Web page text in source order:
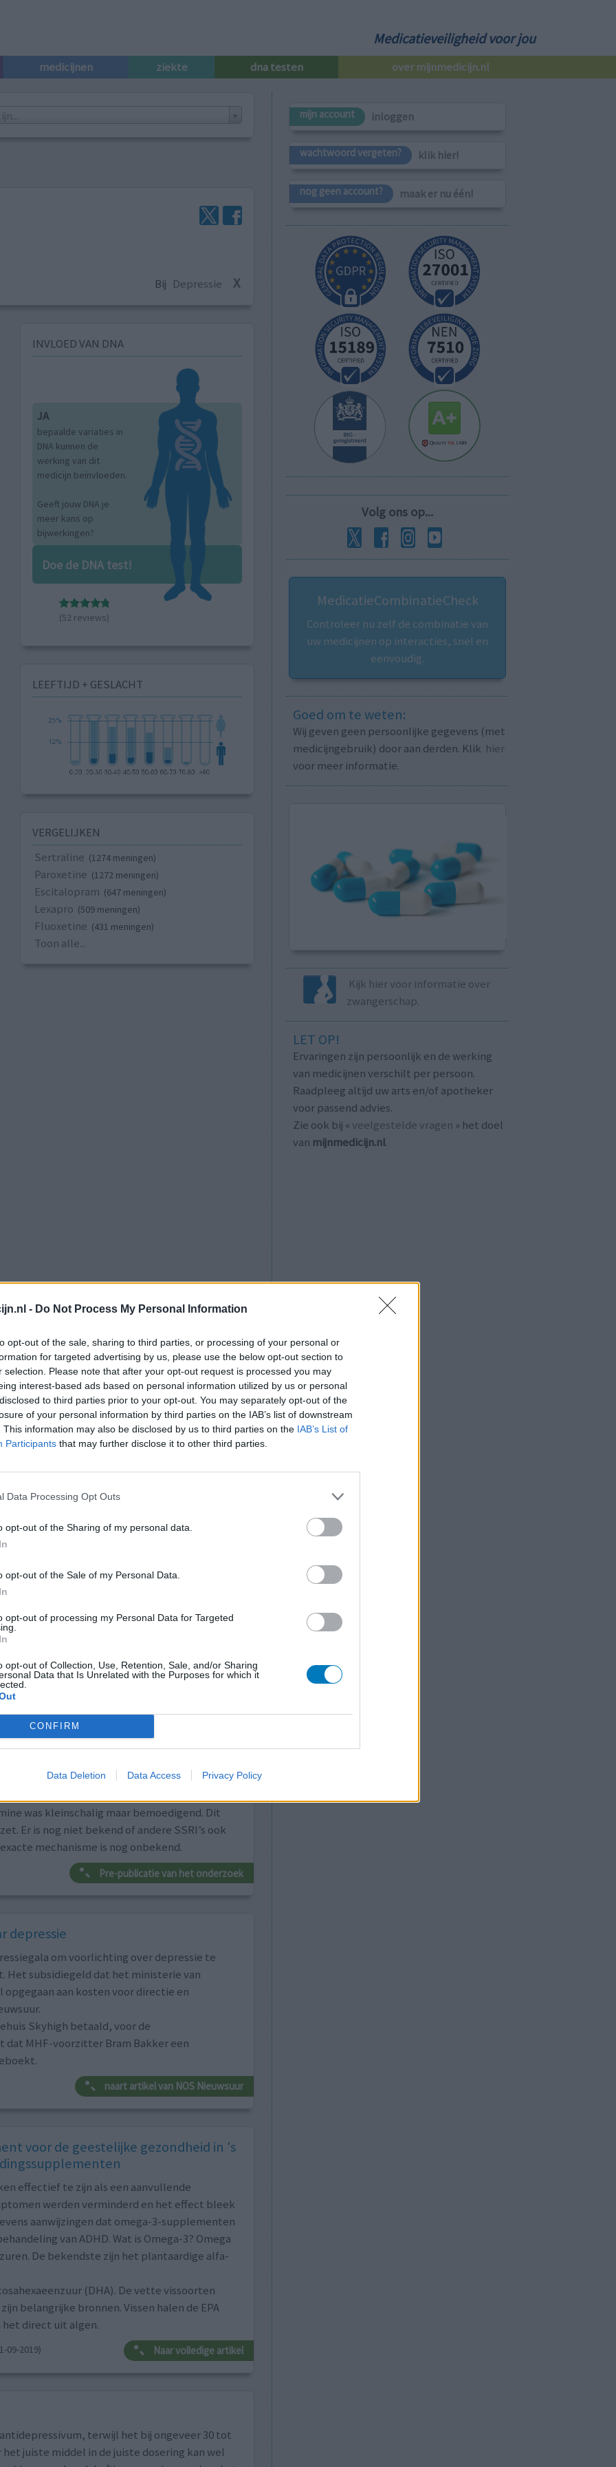
- Do Not Process My Personal Information
opt-out of the sale, sharing to third parties, or processing of your personal or
for targeted advertising by us, please use the below opt-out section to
selection. Please note that after your opt-out request is processed you may
interest-based ads based on personal information utilized by us or personal
to third parties prior to your opt-out. You may separately opt-out of the
of your personal information by third parties on the IAB’s list of downstream
This information may also be disclosed by us to third parties on the IAB’s List of
Participants that may further disclose it to other third parties.
Data Processing Opt Outs
opt-out of the Sharing of my personal data.
opt-out of the Sale of my Personal Data.
opt-out of processing my Personal Data for Targeted
opt-out of Collection, Use, Retention, Sale, and/or Sharing
Data that Is Unrelated with the Purposes for which it
CONFIRM
Data Deletion Data Access Privacy Policy
Medicatieveiligheid voor jou
medicijnen ziekte dna testen over mijnmedicijn.nl
Bij Depressie X
INVLOED VAN DNA
JA
bepaalde variaties in
DNA kunnen de
werking van dit
medicijn beïnvloeden.
Geeft jouw DNA je
meer kans op
bijwerkingen?
Doe de DNA test!
(52 reviews)
LEEFTIJD + GESLACHT
VERGELIJKEN
Sertraline (1274 meningen)
Paroxetine (1272 meningen)
Escitalopram (647 meningen)
Lexapro (509 meningen)
Fluoxetine (431 meningen)
Toon alle...
staat
lees meer
bij Covid-19
van fluvoxamine, een goedkoop en generiek
COVID-19. Fluvoxamine, in een dosering van
met een verhoogd risico een daling van
het verloop van de besmetting met het
dit idee nadat het bij hen opviel dat
van Covid lieten zien.
was kleinschalig maar bemoedigend. Dit
Er is nog niet bekend of andere SSRI’s ook
mechanisme is nog onbekend.
Pre-publicatie van het onderzoek
depressie
om voorlichting over depressie te
Het subsidiegeld dat het ministerie van
aan kosten voor directie en
Skyhigh betaald, voor de
MHF-voorzitter Bram Bakker een
naart artikel van NOS Nieuwsuur
voor de geestelijke gezondheid in 's
effectief te zijn als een aanvullende
werden verminderd en het effect bleek
aanwijzingen dat omega-3-supplementen
van ADHD. Wat is Omega-3? Omega
De bekendste zijn het plantaardige alfa-
(DHA). De vette vissoorten
belangrijke bronnen. Vissen halen de EPA
het direct uit algen.
Naar volledige artikel
09-2019)
terwijl het bij ongeveer 30 tot
juiste middel in de juiste dosering kan wel
mijn account inloggen
wachtwoord vergeten? klik hier!
nog geen account? maak er nu één!
Volg ons op...
MedicatieCombinatieCheck
Controleer nu zelf de combinatie van
uw medicijnen op interacties, snel en
eenvoudig.
Goed om te weten:
Wij geven geen persoonlijke gegevens (met
medicijngebruik) door aan derden. Klik hier
voor meer informatie.
Kijk hier voor informatie over
zwangerschap.
LET OP!
Ervaringen zijn persoonlijk en de werking
van medicijnen verschilt per persoon.
Raadpleeg altijd uw arts en/of apotheker
voor passend advies.
Zie ook bij « veelgestelde vragen » het doel
van mijnmedicijn.nl.